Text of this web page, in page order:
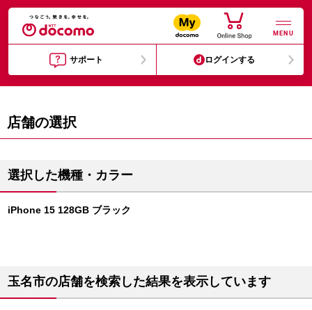
MENU
サポート ログインする
店舗の選択
選択した機種・カラー
iPhone 15 128GB ブラック
玉名市の店舗を検索した結果を表示しています